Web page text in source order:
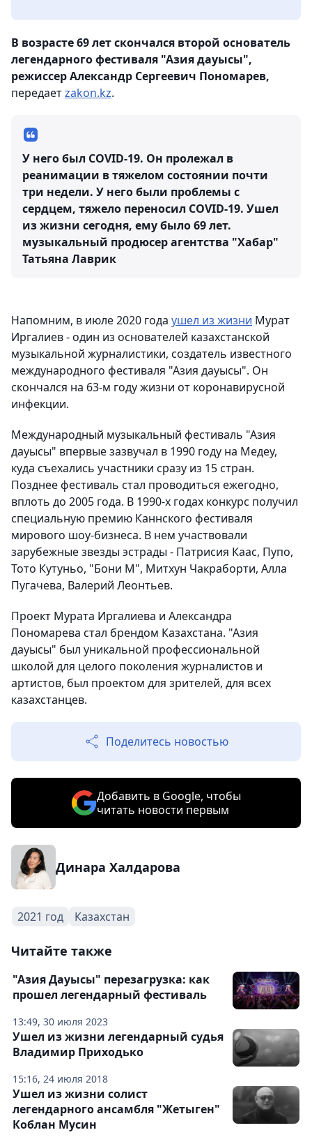
В возрасте 69 лет скончался второй основатель
легендарного фестиваля "Азия дауысы",
режиссер Александр Сергеевич Пономарев,
передаетzakon.kz.
У него был COVID-19. Он пролежал в
реанимации в тяжелом состоянии почти
три недели. У него были проблемы с
сердцем, тяжело переносил COVID-19. Ушел
из жизни сегодня, ему было 69 лет.
музыкальный продюсер агентства "Хабар"
Татьяна Лаврик
Напомним, в июле 2020 года ушел из жизни Мурат
Иргалиев - один из основателей казахстанской
музыкальной журналистики, создатель известного
международного фестиваля "Азия дауысы". Он
скончался на 63-м году жизни от коронавирусной
инфекции.
Международный музыкальный фестиваль "Азия
дауысы" впервые зазвучал в 1990 году на Медеу,
куда съехались участники сразу из 15 стран.
Позднее фестиваль стал проводиться ежегодно,
вплоть до 2005 года. В 1990-х годах конкурс получил
специальную премию Каннского фестиваля
мирового шоу-бизнеса. В нем участвовали
зарубежные звезды эстрады - Патрисия Каас, Пупо,
Тото Кутуньо, "Бони М", Митхун Чакраборти, Алла
Пугачева, Валерий Леонтьев.
Проект Мурата Иргалиева и Александра
Пономарева стал брендом Казахстана. "Азия
дауысы" был уникальной профессиональной
школой для целого поколения журналистов и
артистов, был проектом для зрителей, для всех
казахстанцев.
Поделитесь новостью
Добавить в Google, чтобы
читать новости первым
Динара Халдарова
2021 год Казахстан
Читайте также
13:49, 30 июля 2023
"Азия Дауысы" перезагрузка: как
прошел легендарный фестиваль
15:16, 24 июля 2018
Ушел из жизни легендарный судья
Владимир Приходько
Ушел из жизни солист
легендарного ансамбля "Жетыген"
Коблан Мусин